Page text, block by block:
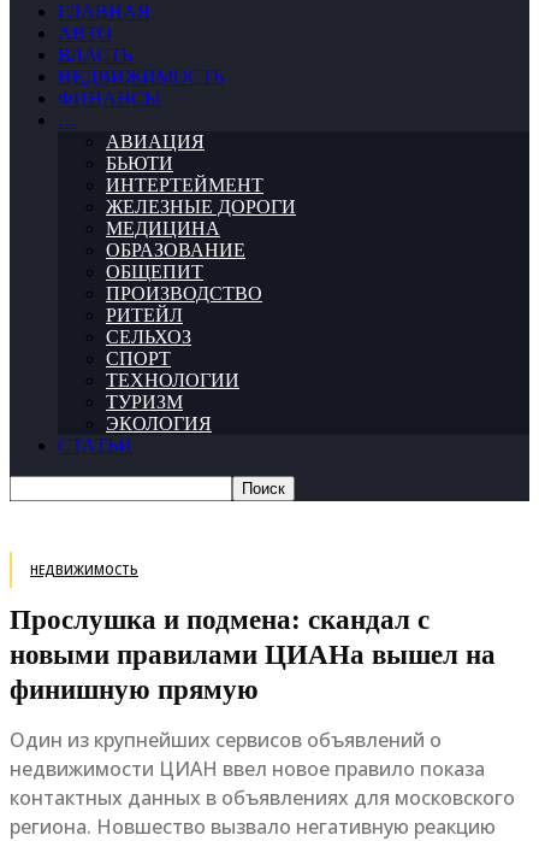
ГЛАВНАЯ
АВТО
ВЛАСТЬ
НЕДВИЖИМОСТЬ
ФИНАНСЫ
…
АВИАЦИЯ
БЬЮТИ
ИНТЕРТЕЙМЕНТ
ЖЕЛЕЗНЫЕ ДОРОГИ
МЕДИЦИНА
ОБРАЗОВАНИЕ
ОБЩЕПИТ
ПРОИЗВОДСТВО
РИТЕЙЛ
СЕЛЬХОЗ
СПОРТ
ТЕХНОЛОГИИ
ТУРИЗМ
ЭКОЛОГИЯ
СТАТЬИ
НЕДВИЖИМОСТЬ
Прослушка и подмена: скандал с
новыми правилами ЦИАНа вышел на
финишную прямую
Один из крупнейших сервисов объявлений о
недвижимости ЦИАН ввел новое правило показа
контактных данных в объявлениях для московского
региона. Новшество вызвало негативную реакцию